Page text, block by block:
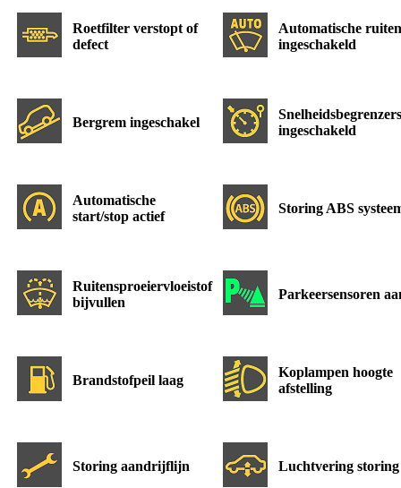
Roetfilter verstopt of
defect
Automatische
ingeschakeld
Bergrem ingeschakel
ingeschakeld
Automatische
start/stop actief
Storing ABS
Ruitensproeiervloeistof
bijvullen
Parkeersensoren
Brandstofpeil laag
Koplampen hoogte
afstelling
Storing aandrijflijn Luchtvering storing